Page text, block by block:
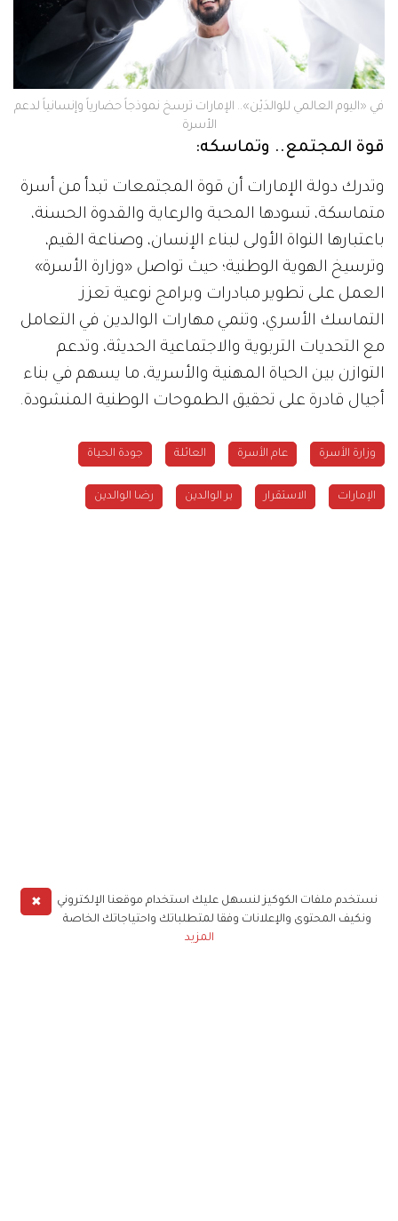
في «اليوم العالمي للوالدَيْن».. الإمارات ترسخ نموذجاً حضارياً وإنسانياً لدعم
الأسرة
قوة المجتمع.. وتماسكه:
وتدرك دولة الإمارات أن قوة المجتمعات تبدأ من أسرة
متماسكة، تسودها المحبة والرعاية والقدوة الحسنة،
باعتبارها النواة الأولى لبناء الإنسان، وصناعة القيم،
وترسيخ الهوية الوطنية؛ حيث تواصل «وزارة الأسرة»
العمل على تطوير مبادرات وبرامج نوعية تعزز
التماسك الأسري، وتنمي مهارات الوالدين في التعامل
مع التحديات التربوية والاجتماعية الحديثة، وتدعم
التوازن بين الحياة المهنية والأسرية، ما يسهم في بناء
أجيال قادرة على تحقيق الطموحات الوطنية المنشودة.
وزارة الأسرة عام الأسرة العائلة جودة الحياة
الإمارات الاستقرار بر الوالدين رضا الوالدين
✖
نستخدم ملفات الكوكيز لنسهل عليك استخدام موقعنا الإلكتروني
ونكيف المحتوى والإعلانات وفقا لمتطلباتك واحتياجاتك الخاصة
المزيد